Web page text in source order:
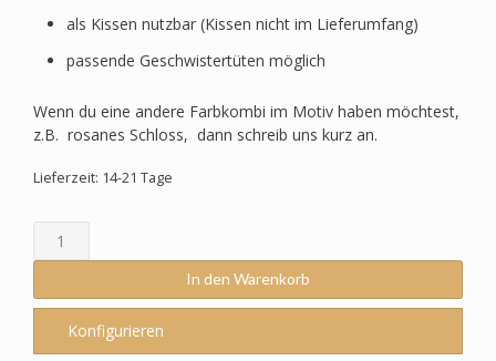
als Kissen nutzbar (Kissen nicht im Lieferumfang)
passende Geschwistertüten möglich
Wenn du eine andere Farbkombi im Motiv haben möchtest,
z.B. rosanes Schloss, dann schreib uns kurz an.
Lieferzeit: 14-21 Tage
Schultüte
passend
Step
Step
In den Warenkorb
Konfigurieren